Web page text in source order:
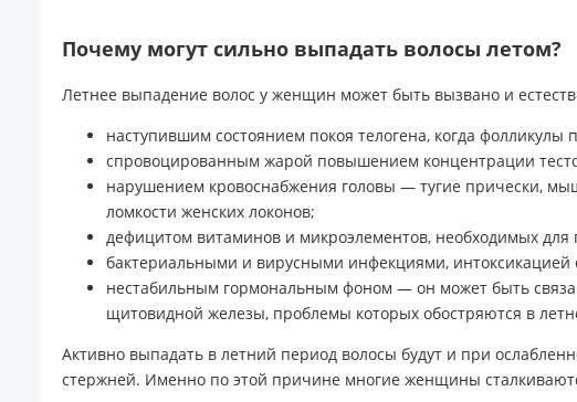
Почему могут сильно выпадать волосы летом?
Летнее выпадение волос у женщин может быть вызвано и
наступившим состоянием покоя телогена, когда
спровоцированным жарой повышением концентрации
нарушением кровоснабжения головы — тугие прически,
ломкости женских локонов;
дефицитом витаминов и микроэлементов, необходимых для
бактериальными и вирусными инфекциями,
нестабильным гормональным фоном — он может быть
щитовидной железы, проблемы которых обостряются в
Активно выпадать в летний период волосы будут и при
стержней. Именно по этой причине многие женщины